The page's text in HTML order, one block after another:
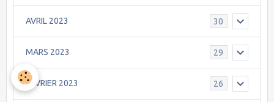
AVRIL 2023 30
MARS 2023 29
FEVRIER 2023 26